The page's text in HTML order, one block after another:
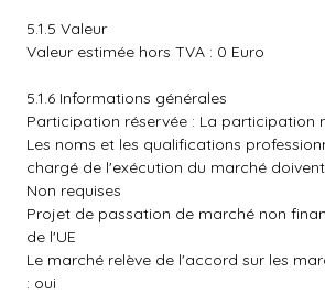
5.1.5 Valeur
Valeur estimée hors TVA : 0 Euro
5.1.6 Informations générales
Participation réservée : La participation
Les noms et les qualifications
chargé de l'exécution du marché
Non requises
Projet de passation de marché non
de l'UE
Le marché relève de l'accord sur les
: oui